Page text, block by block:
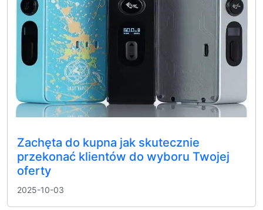
Zachęta do kupna jak skutecznie
przekonać klientów do wyboru Twojej
oferty
2025-10-03